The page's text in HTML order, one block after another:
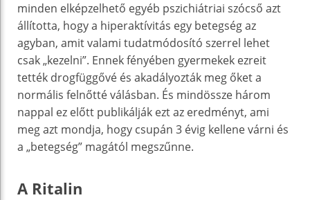
minden elképzelhető egyéb pszichiátriai szócső azt
állította, hogy a hiperaktívitás egy betegség az
agyban, amit valami tudatmódosító szerrel lehet
csak „kezelni”. Ennek fényében gyermekek ezreit
tették drogfüggővé és akadályozták meg őket a
normális felnőtté válásban. És mindössze három
nappal ez előtt publikálják ezt az eredményt, ami
meg azt mondja, hogy csupán 3 évig kellene várni és
a „betegség” magától megszűnne.
A Ritalin